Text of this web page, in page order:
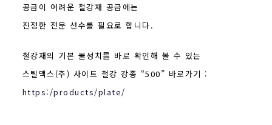
공급이 어려운 철강재 공급에는
진정한 전문 선수를 필요로 합니다.
철강재의 기본 물성치를 바로 확인해 볼 수 있는
스틸맥스(주) 사이트 철강 강종 “500” 바로가기 :
https:/products/plate/